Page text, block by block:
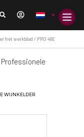
het werkblad / PRO 46E
Professionele
WIJNKELDER